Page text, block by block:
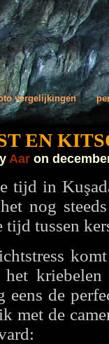
vergelijkingen
EN
Aar on
tijd in
nog
tussen
eens de
met de